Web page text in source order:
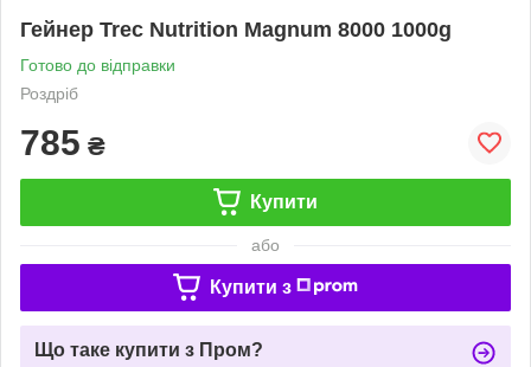
Гейнер Trec Nutrition Magnum 8000 1000g
Готово до відправки
Роздріб
785 ₴
Купити
або
Купити з
Що таке купити з Пром?